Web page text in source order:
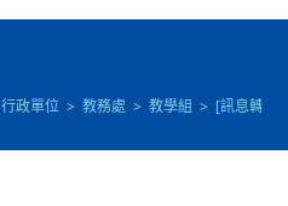
行政單位 > 教務處 > 教學組 > [訊息轉知]